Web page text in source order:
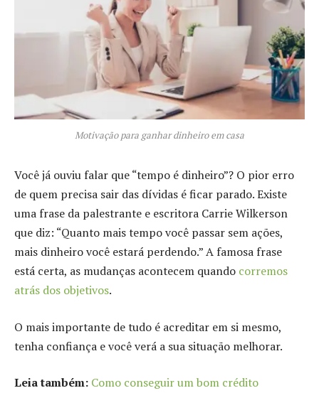
Motivação para ganhar dinheiro em casa
Você já ouviu falar que “tempo é dinheiro”? O pior erro
de quem precisa sair das dívidas é ficar parado. Existe
uma frase da palestrante e escritora Carrie Wilkerson
que diz: “Quanto mais tempo você passar sem ações,
mais dinheiro você estará perdendo.” A famosa frase
está certa, as mudanças acontecem quando corremos
atrás dos objetivos.
O mais importante de tudo é acreditar em si mesmo,
tenha confiança e você verá a sua situação melhorar.
Leia também: Como conseguir um bom crédito